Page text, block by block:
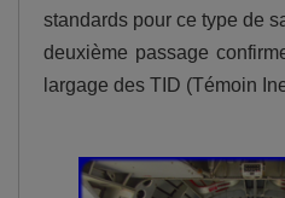
standards pour ce type de
deuxième passage
largage des TID (Témoin